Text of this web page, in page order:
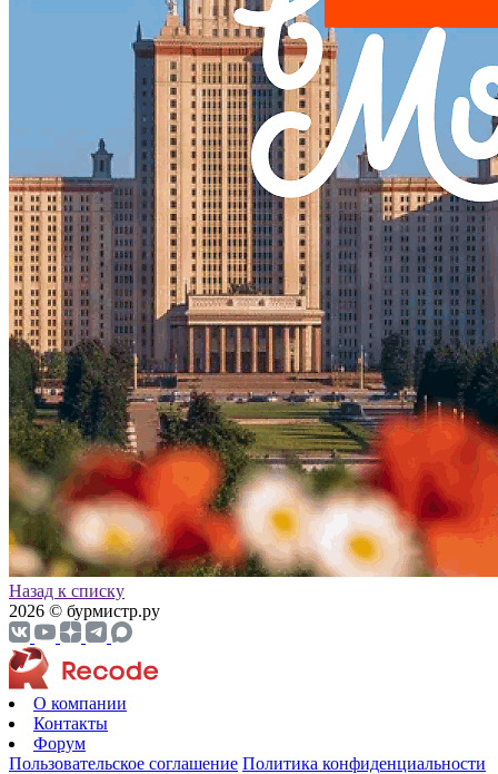
Назад к списку
2026 © бурмистр.ру
О компании
Контакты
Форум
Пользовательское соглашение Политика конфиденциальности